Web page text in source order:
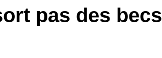
pas des becs